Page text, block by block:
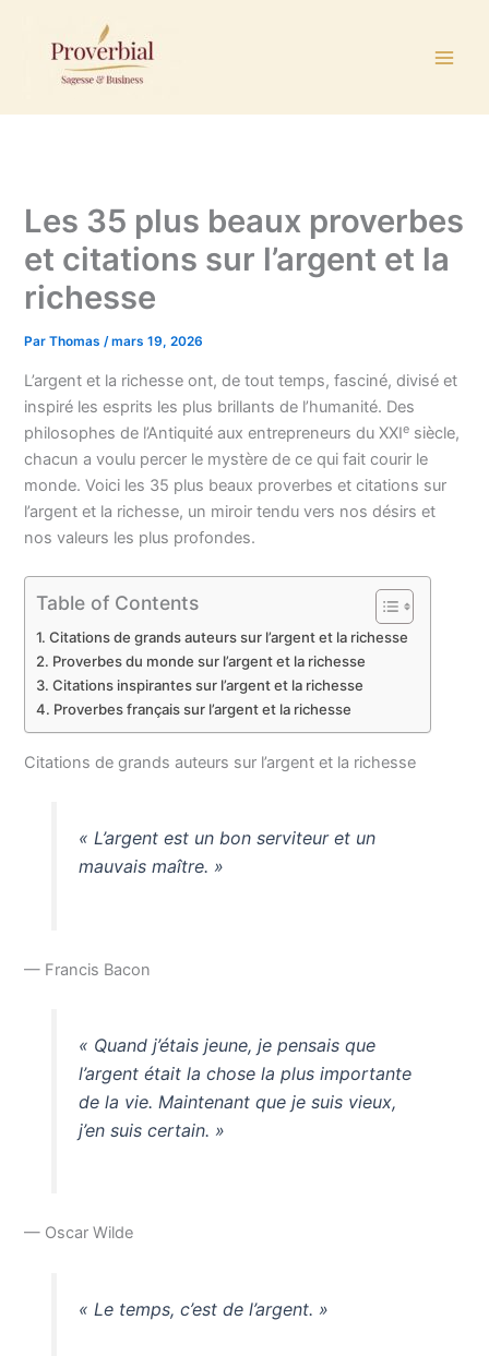
contenu
Les 35 plus beaux proverbes
et citations sur l’argent et la
richesse
ParThomas/mars 19, 2026
L’argent et la richesse ont, de tout temps, fasciné, divisé et
inspiré les esprits les plus brillants de l’humanité. Des
philosophes de l’Antiquité aux entrepreneurs du XXIe siècle,
chacun a voulu percer le mystère de ce qui fait courir le
monde. Voici les 35 plus beaux proverbes et citations sur
l’argent et la richesse, un miroir tendu vers nos désirs et
nos valeurs les plus profondes.
Table of Contents
Citations de grands auteurs sur l’argent et la richesse
Proverbes du monde sur l’argent et la richesse
Citations inspirantes sur l’argent et la richesse
Proverbes français sur l’argent et la richesse
Citations de grands auteurs sur l’argent et la richesse
« L’argent est un bon serviteur et un
mauvais maître. »
— Francis Bacon
« Quand j’étais jeune, je pensais que
l’argent était la chose la plus importante
de la vie. Maintenant que je suis vieux,
j’en suis certain. »
— Oscar Wilde
« Le temps, c’est de l’argent. »